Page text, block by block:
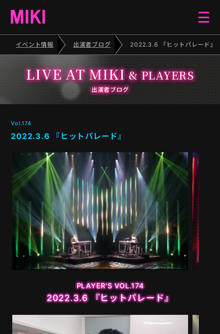
ELECTONE CONCERT
PIANO RECITAL
MOVIE
PLAYERS
イベント情報 出演者ブログ 2022.3.6 『ヒットパレード』
LIVE AT MIKI& PLAYERS
出演者ブログ
Vol.174
2022.3.6 『ヒットパレード』
PLAYER'S VOL.174
2022.3.6 『ヒットパレード』